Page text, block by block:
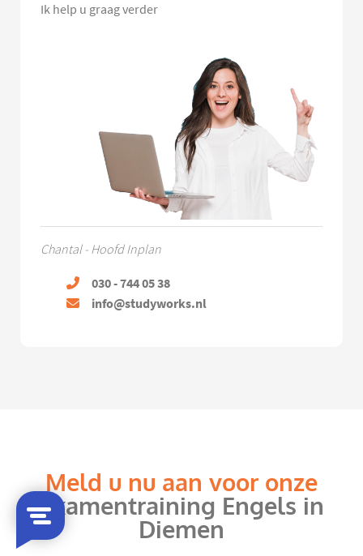
Ik help u graag verder
Chantal - Hoofd Inplan
030 - 744 05 38
info@studyworks.nl
Meld u nu aan voor onze
examentraining Engels in
Diemen